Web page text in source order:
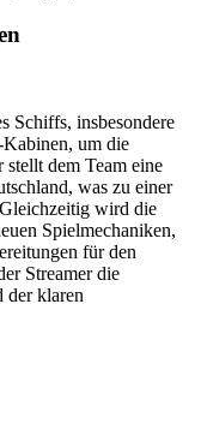
Schiffs, insbesondere
um die
dem Team eine
was zu einer
wird die
Spielmechaniken,
für den
Streamer die
der klaren